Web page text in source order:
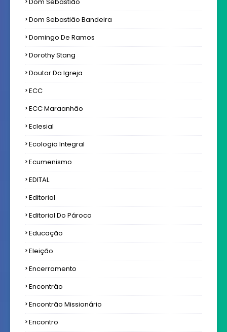
Dom Sebastião Bandeira
Domingo De Ramos
Dorothy Stang
Doutor Da Igreja
ECC
ECC Maraanhão
Eclesial
Ecologia Integral
Ecumenismo
EDITAL
Editorial
Editorial Do Pároco
Educação
Eleição
Encerramento
Encontrão
Encontrão Missionário
Encontro